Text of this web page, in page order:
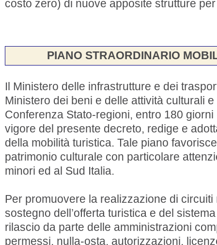
costo zero) di nuove apposite strutture
PIANO STRAORDINARIO
Il Ministero delle infrastrutture e dei
Ministero dei beni e delle attività culturali
Conferenza Stato-regioni, entro 180
vigore del presente decreto, redige e
della mobilità turistica. Tale piano
patrimonio culturale con particolare
minori ed al Sud Italia.
Per promuovere la realizzazione di
sostegno dell’offerta turistica e del
rilascio da parte delle amministrazioni
permessi, nulla-osta, autorizzazioni,